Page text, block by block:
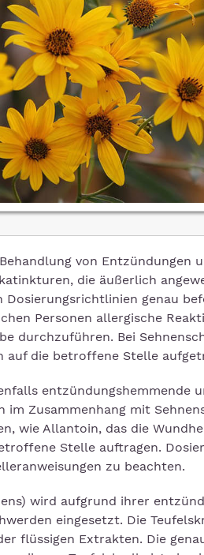
von Entzündungen
die äußerlich
Dosierungsrichtlinien genau
Personen allergische
durchzuführen. Bei
auf die betroffene Stelle
entzündungshemmende
Zusammenhang mit
wie Allantoin, das die
Stelle auftragen.
zu beachten.
wird aufgrund ihrer
eingesetzt. Die
flüssigen Extrakten. Die